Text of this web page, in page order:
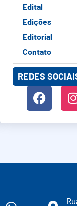
Edital
Edições
Editorial
Contato
REDES